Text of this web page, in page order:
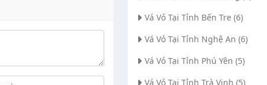
Vá Vỏ Tại Tỉnh Bến Tre (6)
Vá Vỏ Tại Tỉnh Nghệ An (6)
Vá Vỏ Tại Tỉnh Phú Yên (5)
Vá Vỏ Tại Tỉnh Trà Vinh (5)